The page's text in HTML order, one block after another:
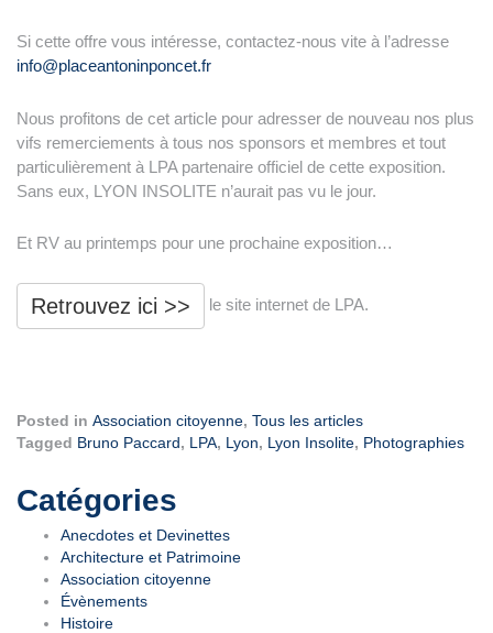
Si cette offre vous intéresse, contactez-nous vite à l’adresse
info@placeantoninponcet.fr
Nous profitons de cet article pour adresser de nouveau nos plus
vifs remerciements à tous nos sponsors et membres et tout
particulièrement à LPA partenaire officiel de cette exposition.
Sans eux, LYON INSOLITE n’aurait pas vu le jour.
Et RV au printemps pour une prochaine exposition…
Retrouvez ici >> le site internet de LPA.
Posted in Association citoyenne, Tous les articles
Tagged Bruno Paccard, LPA, Lyon, Lyon Insolite, Photographies
Navigation
de
l’article
Catégories
Anecdotes et Devinettes
Architecture et Patrimoine
Association citoyenne
Évènements
Histoire